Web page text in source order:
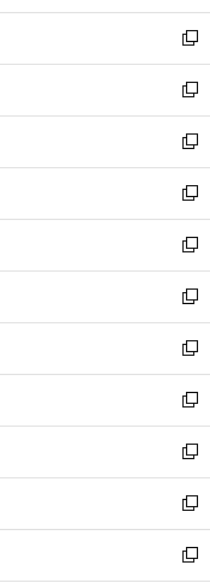
開
く
ウ
で
開
く
ン
ド
ウ
で
開
く
ウ
ィ
ン
ド
ウ
で
開
く
新
し
い
ウ
ィ
ン
ド
ウ
で
開
く
新
し
い
ウ
ィ
ン
ド
ウ
で
開
く
新
し
い
ウ
ィ
ン
ド
ウ
で
開
く
新
し
い
ウ
ィ
ン
ド
ウ
で
開
く
新
し
い
ウ
ィ
ン
ド
ウ
で
開
く
新
し
い
ウ
ィ
ン
ド
ウ
で
開
く
新
し
い
ウ
ィ
ン
ド
ウ
で
新
し
い
ウ
ィ
ン
ド
新
し
い
ウ
ィ
新
し
い
新